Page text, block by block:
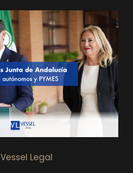
Vessel Legal